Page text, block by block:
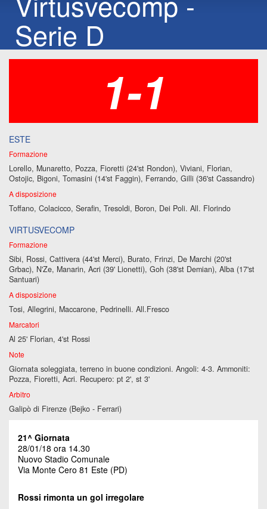
Serie D
1-1
ESTE
Formazione
Lorello, Munaretto, Pozza, Fioretti (24'st Rondon), Viviani, Florian,
Ostojic, Bigoni, Tomasini (14'st Faggin), Ferrando, Gilli (36'st Cassandro)
A disposizione
Toffano, Colacicco, Serafin, Tresoldi, Boron, Dei Poli. All. Florindo
VIRTUSVECOMP
Formazione
Sibi, Rossi, Cattivera (44'st Merci), Burato, Frinzi, De Marchi (20'st
Grbac), N'Ze, Manarin, Acri (39' Lionetti), Goh (38'st Demian), Alba (17'st
Santuari)
A disposizione
Tosi, Allegrini, Maccarone, Pedrinelli. All.Fresco
Marcatori
Al 25' Florian, 4'st Rossi
Note
Giornata soleggiata, terreno in buone condizioni. Angoli: 4-3. Ammoniti:
Pozza, Fioretti, Acri. Recupero: pt 2', st 3'
Arbitro
Galipò di Firenze (Bejko - Ferrari)
21^ Giornata
28/01/18 ora 14.30
Nuovo Stadio Comunale
Via Monte Cero 81 Este (PD)
Rossi rimonta un gol irregolare